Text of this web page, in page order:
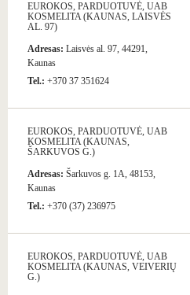
EUROKOS, PARDUOTUVĖ, UAB
KOSMELITA (KAUNAS, LAISVĖS
AL. 97)
Adresas: Laisvės al. 97, 44291,
Kaunas
Tel.: +370 37 351624
EUROKOS, PARDUOTUVĖ, UAB
KOSMELITA (KAUNAS,
ŠARKUVOS G.)
Adresas: Šarkuvos g. 1A, 48153,
Kaunas
Tel.: +370 (37) 236975
EUROKOS, PARDUOTUVĖ, UAB
KOSMELITA (KAUNAS, VEIVERIŲ
G.)